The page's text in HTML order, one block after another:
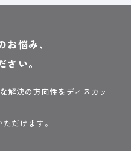
悩み、
い。
解決の方向性をディスカッ
だけます。